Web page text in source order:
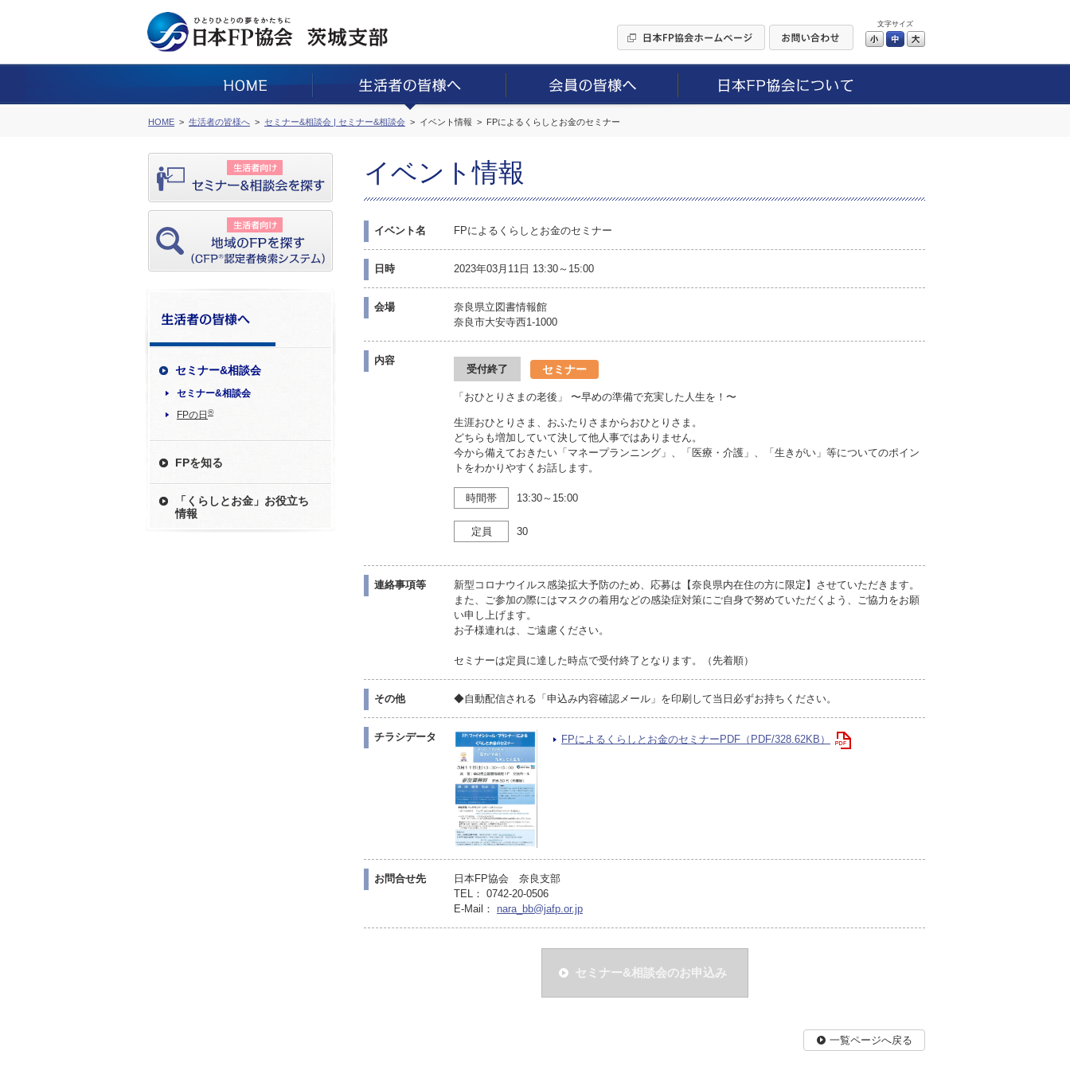
文字サイズ
小 中
HOME 生活者の皆様へ セミナー&相談会 | セミナー&相談会 イベント情報 FPによるくらしとお金のセミナー
セミナー&相談会
セミナー&相談会
FPの日 ®
FPを知る
「くらしとお金」お役立ち
情報
イベント情報
イベント名 FPによるくらしとお金のセミナー
日時 2023年03月11日 13:30～15:00
会場
奈良県立図書情報館
奈良市大安寺西1-1000
内容
受付終了 セミナー
「おひとりさまの老後」 〜早めの準備で充実した人生を！〜
生涯おひとりさま、おふたりさまからおひとりさま。
どちらも増加していて決して他人事ではありません。
今から備えておきたい「マネープランニング」、「医療・介護」、「生きがい」等についてのポイン
トをわかりやすくお話します。
時間帯 13:30～15:00
定員 30
連絡事項等
新型コロナウイルス感染拡大予防のため、応募は【奈良県内在住の方に限定】させていただきます。
また、ご参加の際にはマスクの着用などの感染症対策にご自身で努めていただくよう、ご協力をお願
い申し上げます。
お子様連れは、ご遠慮ください。
セミナーは定員に達した時点で受付終了となります。（先着順）
その他 ◆自動配信される「申込み内容確認メール」を印刷して当日必ずお持ちください。
チラシデータ FPによるくらしとお金のセミナーPDF（PDF/328.62KB）
お問合せ先
日本FP協会 奈良支部
TEL： 0742-20-0506
E-Mail： nara_bb@jafp.or.jp
セミナー&相談会のお申込み
一覧ページへ戻る